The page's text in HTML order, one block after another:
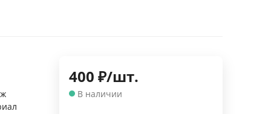
400 ₽/шт.
В наличии